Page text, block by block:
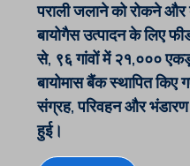
पराली जलाने को रोकने और
बायोगैस उत्पादन के लिए
से, ९६ गांवों में २१,०००
बायोमास बैंक स्थापित
संग्रह, परिवहन और
हुई।